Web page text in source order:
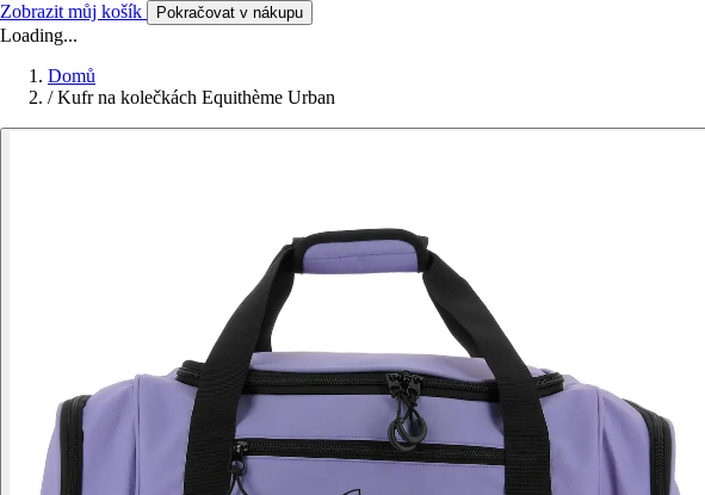
Zobrazit můj košík Pokračovat v nákupu
Loading...
Domů
/ Kufr na kolečkách Equithème Urban